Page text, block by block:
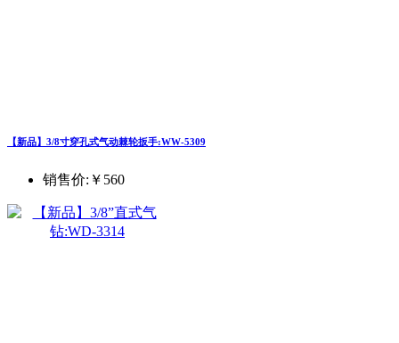
【新品】3/8寸穿孔式气动棘轮扳手:WW-5309
销售价: ￥560